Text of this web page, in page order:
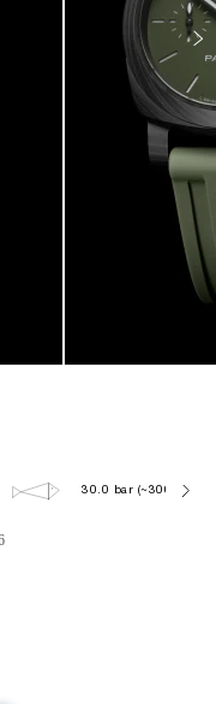
30.0 bar (~300.0